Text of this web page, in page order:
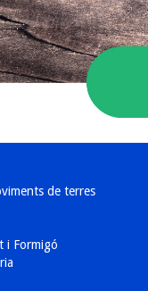
de terres
i Formigó